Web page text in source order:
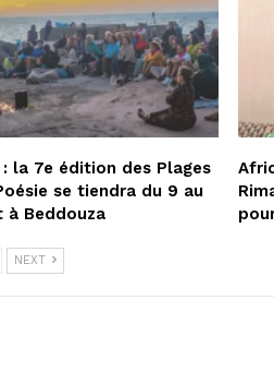
: la 7e édition des Plages
se tiendra du 9 au
à Beddouza
NEXT